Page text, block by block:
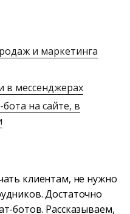
и маркетинга
в мессенджерах
на сайте, в
клиентам, не нужно
Достаточно
ботов. Рассказываем,